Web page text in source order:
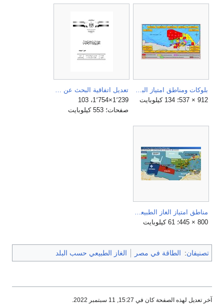
بلوكات ومناطق امتياز البحر المتوسط للغاز الطبيعي 2018.JPG
912 × 537؛ 134 كيلوبايت
تعديل اتفاقية البحث عن البترول في المتوسط، فبراير 2015.pdf
1٬239×1٬754، 103
صفحات؛ 553 كيلوبايت
800 × 445؛ 61 كيلوبايت
تصنيفان: الطاقة في مصر الغاز الطبيعي حسب البلد
آخر تعديل لهذه الصفحة كان في 15:27, 11 سبتمبر 2022.